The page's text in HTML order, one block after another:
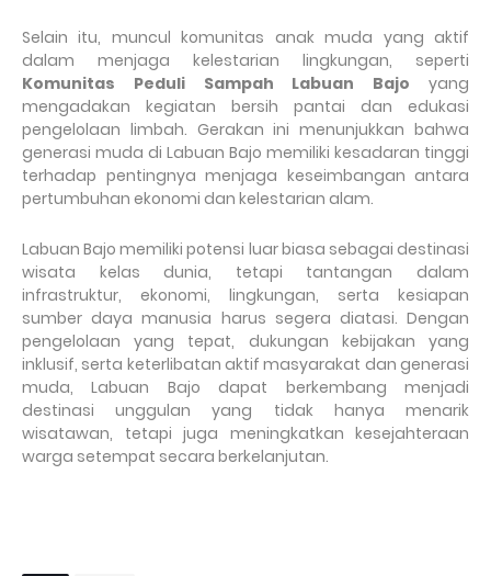
Selain itu, muncul komunitas anak muda yang aktif
dalam menjaga kelestarian lingkungan, seperti
Komunitas Peduli Sampah Labuan Bajo yang
mengadakan kegiatan bersih pantai dan edukasi
pengelolaan limbah. Gerakan ini menunjukkan bahwa
generasi muda di Labuan Bajo memiliki kesadaran tinggi
terhadap pentingnya menjaga keseimbangan antara
pertumbuhan ekonomi dan kelestarian alam.
Labuan Bajo memiliki potensi luar biasa sebagai destinasi
wisata kelas dunia, tetapi tantangan dalam
infrastruktur, ekonomi, lingkungan, serta kesiapan
sumber daya manusia harus segera diatasi. Dengan
pengelolaan yang tepat, dukungan kebijakan yang
inklusif, serta keterlibatan aktif masyarakat dan generasi
muda, Labuan Bajo dapat berkembang menjadi
destinasi unggulan yang tidak hanya menarik
wisatawan, tetapi juga meningkatkan kesejahteraan
warga setempat secara berkelanjutan.